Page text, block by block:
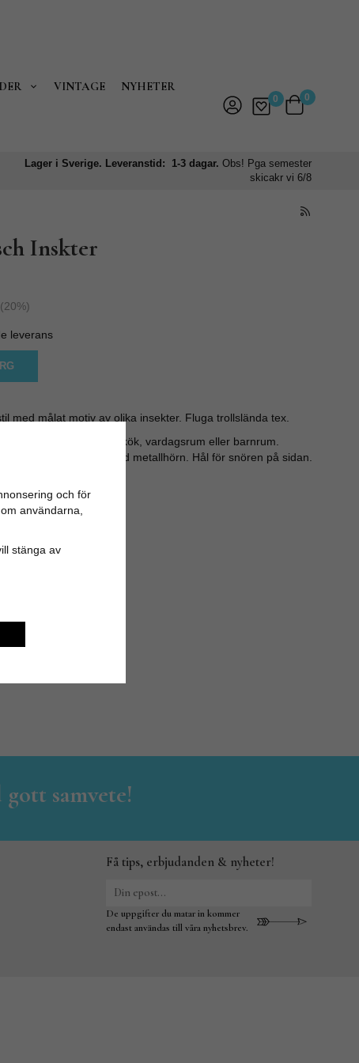
VINTAGE NYHETER
0 0
Lager i Sverige. Leveranstid: 1-3 dagar.Obs! Pga semester
skicakr vi 6/8
Inskter
(20%)
leverans
med målat motiv av olika insekter. Fluga trollslända tex.
en nostalgisk känsla i kök, vardagsrum eller barnrum.
sätt på kartong med metallhörn. Hål för snören på sidan.
samvete!
Få tips, erbjudanden & nyheter!
De uppgifter du matar in kommer
endast användas till våra nyhetsbrev.
och för
användarna,
stänga av